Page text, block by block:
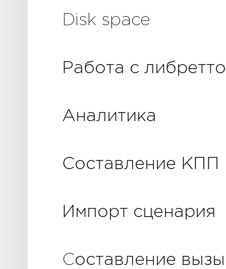
Disk space
Работа с
Аналитика
Составление КПП
Импорт сценария
Cоставление